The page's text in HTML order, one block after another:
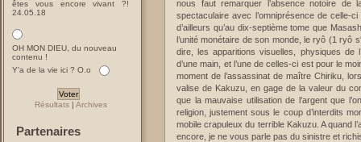
êtes vous encore vivant ?!
24.05.18
OH MON DIEU, du nouveau
contenu !
Y'a de la vie ici ? O.o
Résultats| Archives
Partenaires
nous faut remarquer l’absence notoire de
spectaculaire avec l’omniprésence de celle-
d’ailleurs qu’au dix-septième tome que
l’unité monétaire de son monde, le ryô (1 ryô
dire, les apparitions visuelles, physiques de
d’une main, et l’une de celles-ci est pour le
moment de l’assassinat de maître Chiriku,
valise de Kakuzu, en gage de la valeur du
que la mauvaise utilisation de l’argent que
religion, justement sous le coup d’interdits
mobile crapuleux du terrible Kakuzu. A quand
encore, je ne vous parle pas du sinistre et